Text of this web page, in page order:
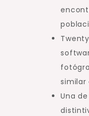
similar
Una